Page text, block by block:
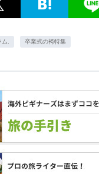
. 卒業式の袴特集